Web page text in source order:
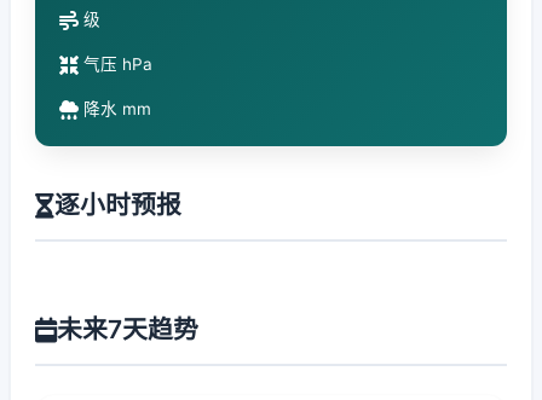
级
气压 hPa
降水 mm
逐小时预报
未来7天趋势